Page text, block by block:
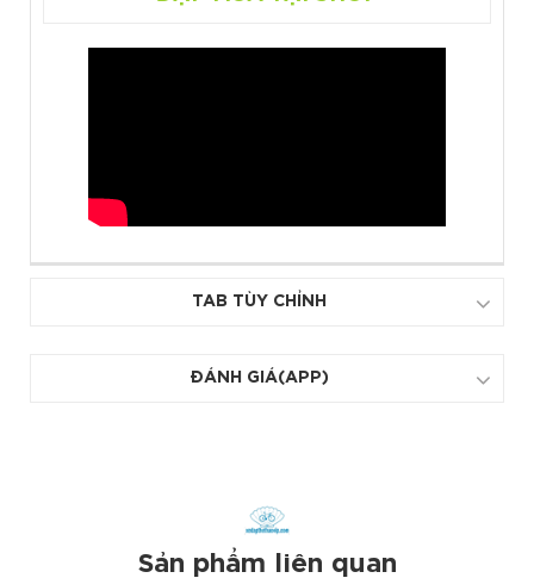
TAB TÙY CHỈNH
ĐÁNH GIÁ(APP)
Sản phẩm liên quan